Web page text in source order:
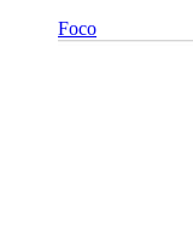
Foco